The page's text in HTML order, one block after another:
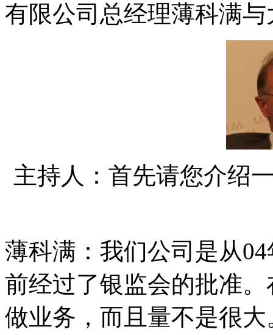
有限公司总经理薄科满
主持人：首先请您介绍
薄科满：我们公司是从
前经过了银监会的批准
做业务，而且量不是很